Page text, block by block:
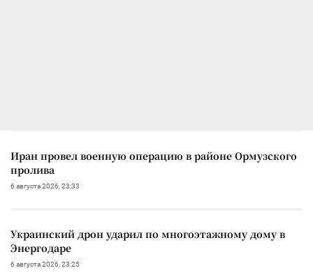
Иран провел военную операцию в районе Ормузского
пролива
6 августа 2026, 23:33
Украинский дрон ударил по многоэтажному дому в
Энергодаре
6 августа 2026, 23:25